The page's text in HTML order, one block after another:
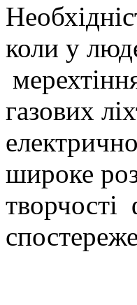
коли у
газових
широке
творчості